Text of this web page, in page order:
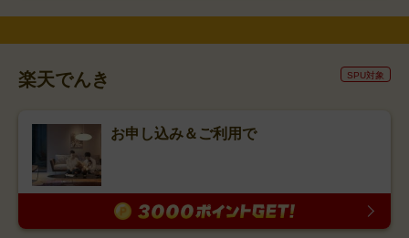
楽天でんき SPU対象
お申し込み＆ご利用で